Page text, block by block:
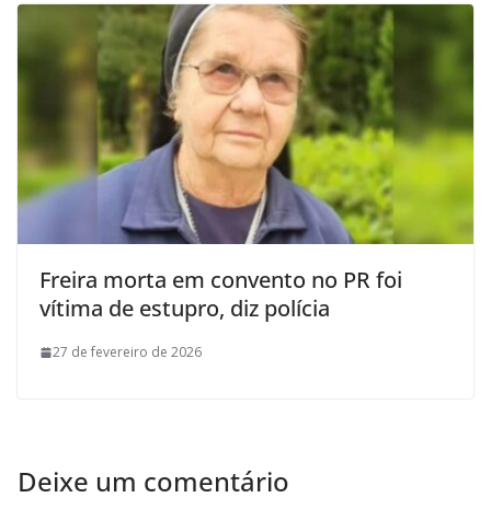
Freira morta em convento no PR foi
vítima de estupro, diz polícia
27 de fevereiro de 2026
Deixe um comentário